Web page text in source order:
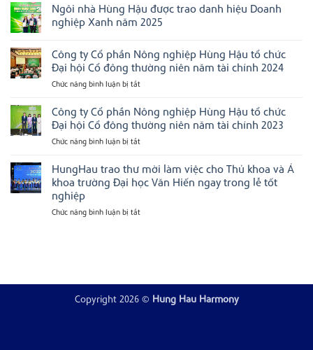
các
bảng
xếp
nghiệp
uy
tín
hàng
Nam
hành
Ngôi
nhà
được
vinh
danh
tại
Ceo
2025
bình
luận
ở
Công
ty
CP
Nông
Hậu
được
vinh
danh
“Top
nơi
làm
việc
tốt
nhất
Việt
dụng
Ngôi nhà Hùng Hậu được trao danh hiệu Doanh
nghiệp Xanh năm 2025
bình
luận
ở
Ngôi
Hậu
được
trao
danh
hiệu
nghiệp
Xanh
năm
2025
Công ty Cổ phần Nông nghiệp Hùng Hậu tổ chức
Đại hội Cổ đông thường niên năm tài chính 2024
Chức năng bình luận bị tắt
ty
Cổ
phần
Hùng
Hậu
tổ
năm
tài
Công ty Cổ phần Nông nghiệp Hùng Hậu tổ chức
Đại hội Cổ đông thường niên năm tài chính 2023
Chức năng bình luận bị tắt
ty
phần
hội
Cổ
HungHau trao thư mời làm việc cho Thủ khoa và Á
khoa trường Đại học Văn Hiến ngay trong lễ tốt
nghiệp
Chức năng bình luận bị tắt
việc
cho
Copyright 2026 © Hung Hau Harmony